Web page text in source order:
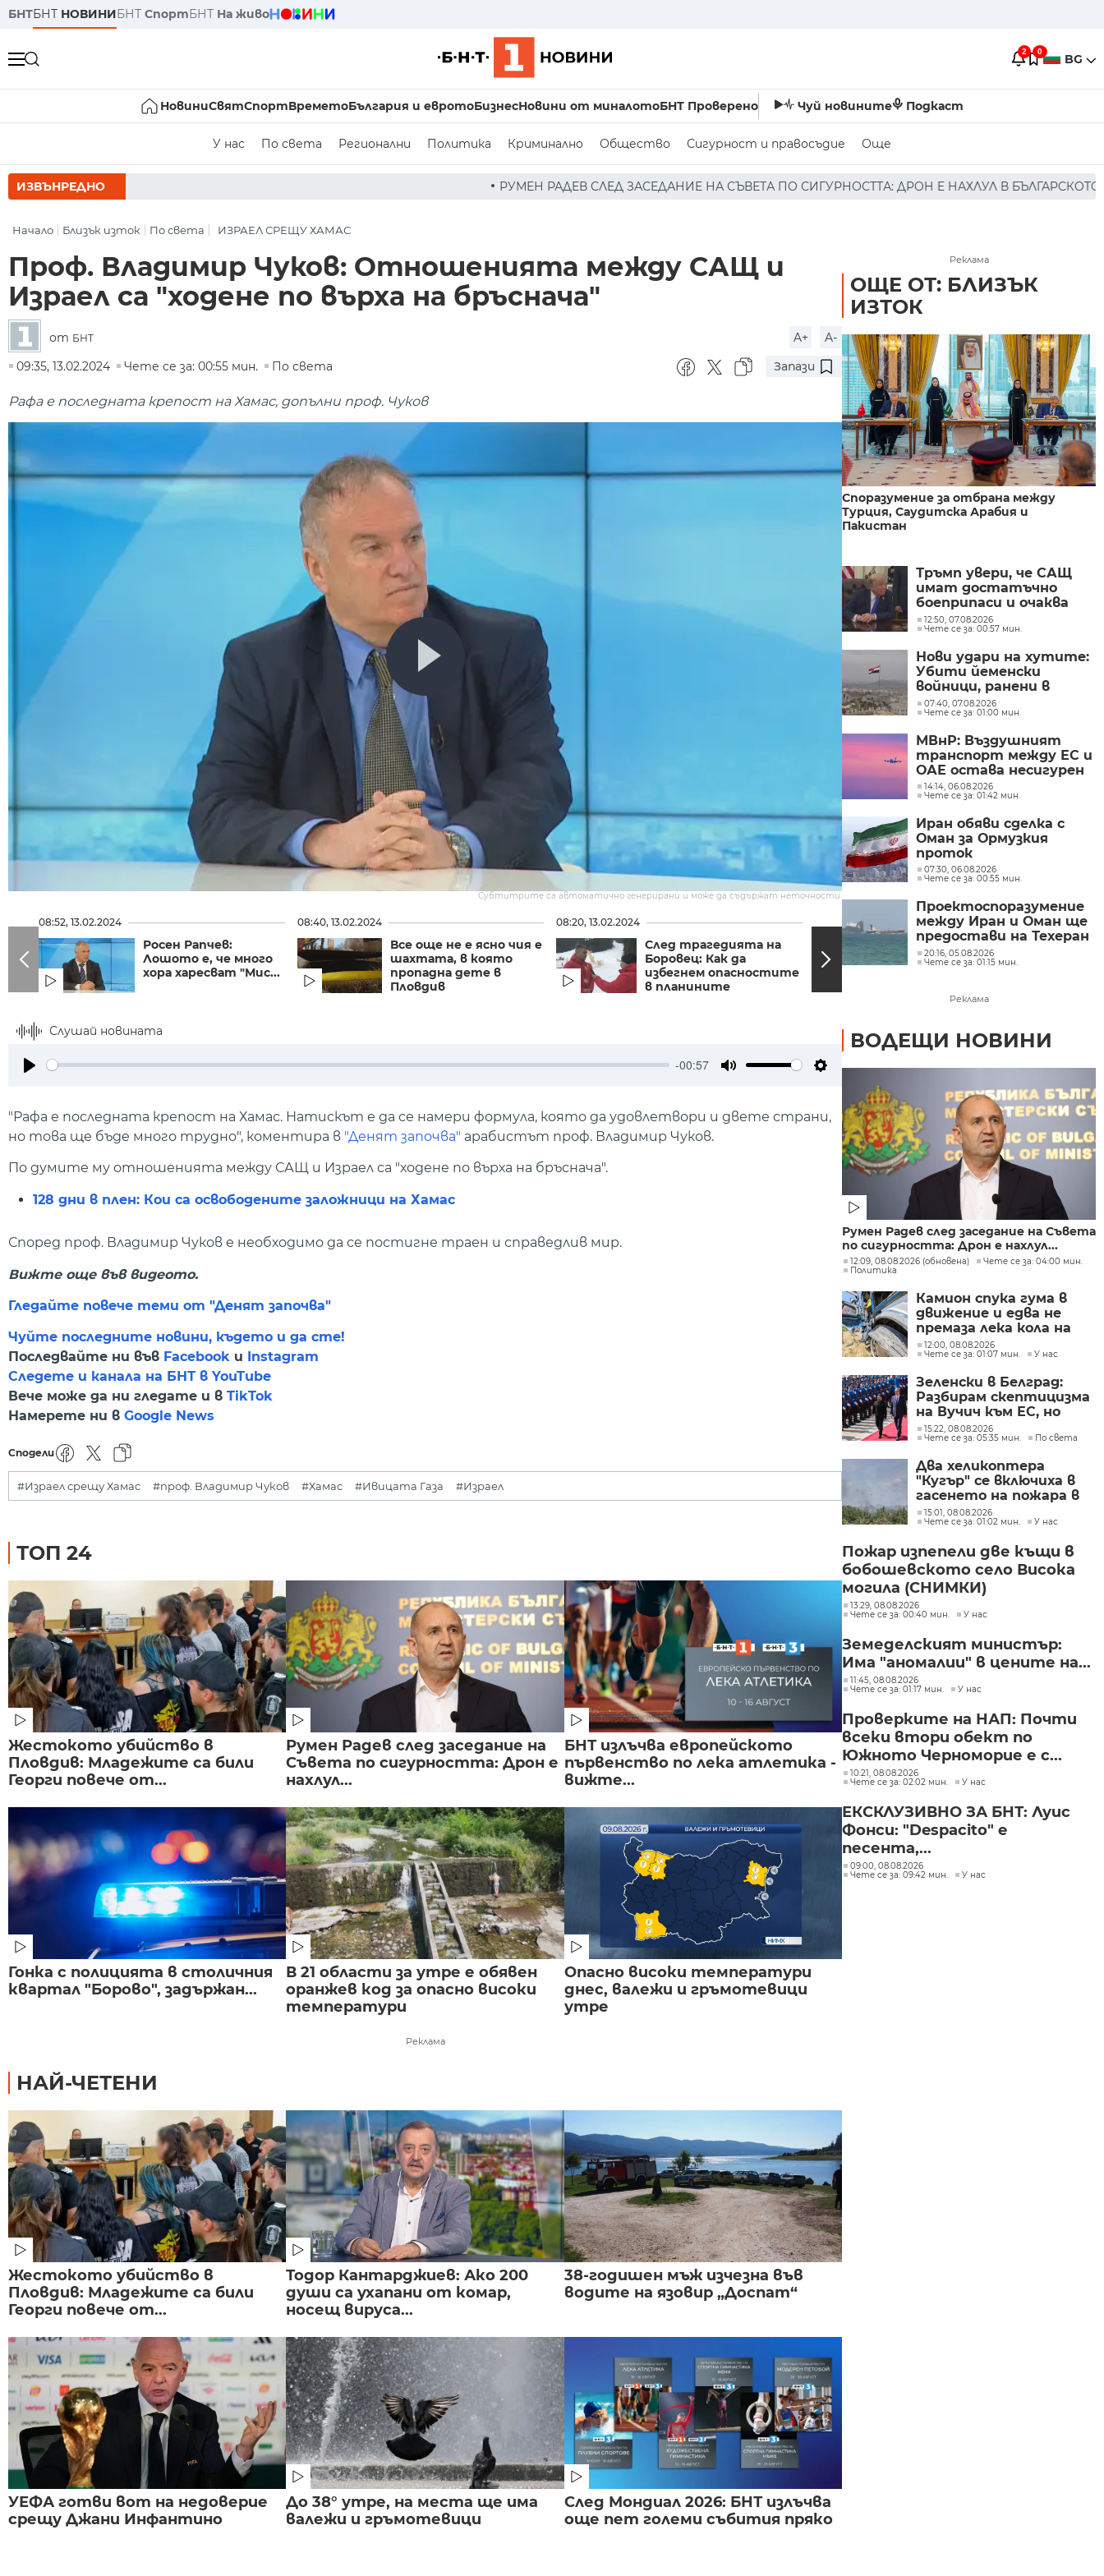
БНТБНТ НОВИНИБНТ СпортБНТ На живо
2 0 BG
НовиниСвятСпортВреметоБългария и евротоБизнесНовини от миналотоБНТ Проверено Чуй новините Подкаст
У нас По света Регионални Политика Криминално Общество Сигурност и правосъдие Още
ИЗВЪНРЕДНО РУМЕН РАДЕВ СЛЕД ЗАСЕДАНИЕ НА СЪВЕТА ПО СИГУРНОСТТА: ДРОН Е НАХЛУЛ В БЪЛГАРСКОТО ВЪЗДУШНО
Начало Близък изток По света ИЗРАЕЛ СРЕЩУ ХАМАС
Проф. Владимир Чуков: Отношенията между САЩ и
Израел са "ходене по върха на бръснача"
от БНТ A+
A-
09:35, 13.02.2024
Чете се за: 00:55 мин. По света Запази
Рафа е последната крепост на Хамас, допълни проф. Чуков
Субтитрите са автоматично генерирани и може да съдържат неточности.
08:52, 13.02.2024
Росен Рапчев:
Лошото е, че много
хора харесват "Мис...
08:40, 13.02.2024
Все още не е ясно чия е
шахтата, в която
пропадна дете в
Пловдив
08:20, 13.02.2024
След трагедията на
Боровец: Как да
избегнем опасностите
в планините
08:08, 13.02.2024
Неизгасена цигара е
причината за пожара в
Слушай новината
-00:57
"Рафа е последната крепост на Хамас. Натискът е да се намери формула, която да удовлетвори и двете страни,
но това ще бъде много трудно", коментира в "Денят започва" арабистът проф. Владимир Чуков.
По думите му отношенията между САЩ и Израел са "ходене по върха на бръснача".
128 дни в плен: Кои са освободените заложници на Хамас
Според проф. Владимир Чуков е необходимо да се постигне траен и справедлив мир.
Вижте още във видеото.
Гледайте повече теми от "Денят започва"
Чуйте последните новини, където и да сте!
Последвайте ни във Facebook и
Instagram
Следете и канала на БНТ в YouTube
Вече може да ни гледате и в TikTok
Намерете ни в Google News
Сподели
#Израел срещу Хамас #проф. Владимир Чуков #Хамас #Ивицата Газа #Израел
ТОП 24
Жестокото убийство в
Пловдив: Младежите са били
Георги повече от...
Румен Радев след заседание на
Съвета по сигурността: Дрон е
нахлул...
БНТ излъчва европейското
първенство по лека атлетика -
вижте...
Гонка с полицията в столичния
квартал "Борово", задържан...
В 21 области за утре е обявен
оранжев код за опасно високи
температури
Опасно високи температури
днес, валежи и гръмотевици
утре
Реклама
НАЙ-ЧЕТЕНИ
Жестокото убийство в
Пловдив: Младежите са били
Георги повече от...
Тодор Кантарджиев: Ако 200
души са ухапани от комар,
носещ вируса...
38-годишен мъж изчезна във
водите на язовир „Доспат“
УЕФА готви вот на недоверие
срещу Джани Инфантино
До 38° утре, на места ще има
валежи и гръмотевици
След Мондиал 2026: БНТ излъчва
още пет големи събития пряко
Реклама
ОЩЕ ОТ: БЛИЗЪК
ИЗТОК
Споразумение за отбрана между
Турция, Саудитска Арабия и
Пакистан
Тръмп увери, че САЩ
имат достатъчно
боеприпаси и очаква
конфликтът с Иран да
приключи скоро
12:50, 07.08.2026
Чете се за: 00:57 мин.
Нови удари на хутите:
Убити йеменски
войници, ранени в
Саудитска Арабия
07:40, 07.08.2026
Чете се за: 01:00 мин.
МВнР: Въздушният
транспорт между ЕС и
ОАЕ остава несигурен
14:14, 06.08.2026
Чете се за: 01:42 мин.
Иран обяви сделка с
Оман за Ормузкия
проток
07:30, 06.08.2026
Чете се за: 00:55 мин.
Проектоспоразумение
между Иран и Оман ще
предостави на Техеран
контрола над кораби,
влизащи в Персийския
20:16, 05.08.2026
Чете се за: 01:15 мин.
Реклама
ВОДЕЩИ НОВИНИ
Румен Радев след заседание на Съвета
по сигурността: Дрон е нахлул...
12:09, 08.08.2026 (обновена)
Чете се за: 04:00 мин.
Политика
Камион спука гума в
движение и едва не
премаза лека кола на
Подбалканския път
(СНИМКИ)
12:00, 08.08.2026
Чете се за: 01:07 мин.
У нас
Зеленски в Белград:
Разбирам скептицизма
на Вучич към ЕС, но
Украйна е във война и
няма време за
скептицизъм
15:22, 08.08.2026
Чете се за: 05:35 мин.
По света
Два хеликоптера
"Кугър" се включиха в
гасенето на пожара в
Асеновградско
(СНИМКИ)
15:01, 08.08.2026
Чете се за: 01:02 мин.
У нас
Пожар изпепели две къщи в
бобошевското село Висока
могила (СНИМКИ)
13:29, 08.08.2026
Чете се за: 00:40 мин.
У нас
Земеделският министър:
Има "аномалии" в цените на...
11:45, 08.08.2026
Чете се за: 01:17 мин.
У нас
Проверките на НАП: Почти
всеки втори обект по
Южното Черноморие е с...
10:21, 08.08.2026
Чете се за: 02:02 мин.
У нас
ЕКСКЛУЗИВНО ЗА БНТ: Луис
Фонси: "Despacito" е
песента,...
09:00, 08.08.2026
Чете се за: 09:42 мин.
У нас